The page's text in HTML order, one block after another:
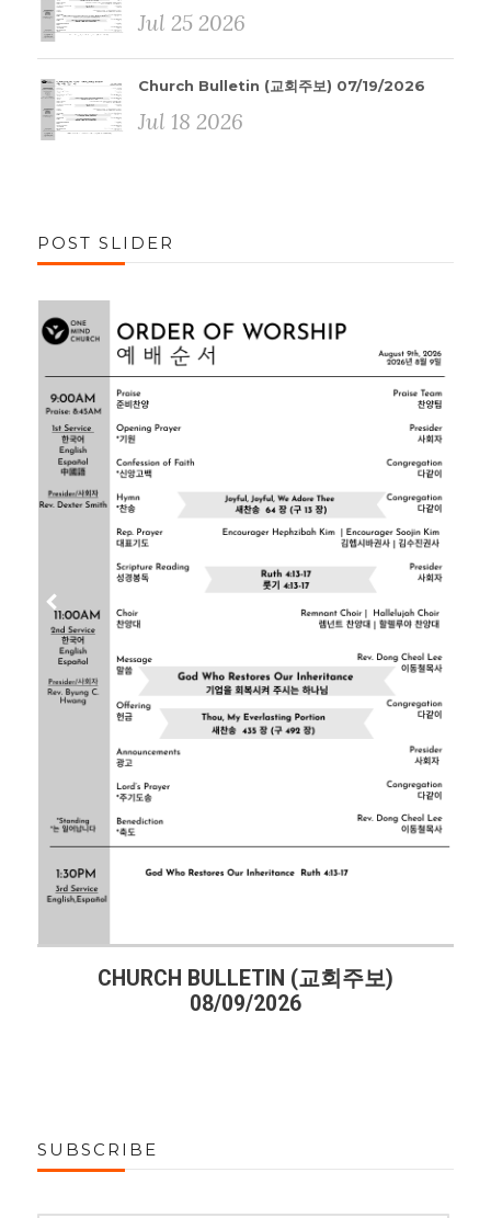
Jul 25 2026
Church Bulletin (교회주보) 07/19/2026
Jul 18 2026
POST SLIDER
BULLETIN (교회주보)
CHURCH
SUBSCRIBE